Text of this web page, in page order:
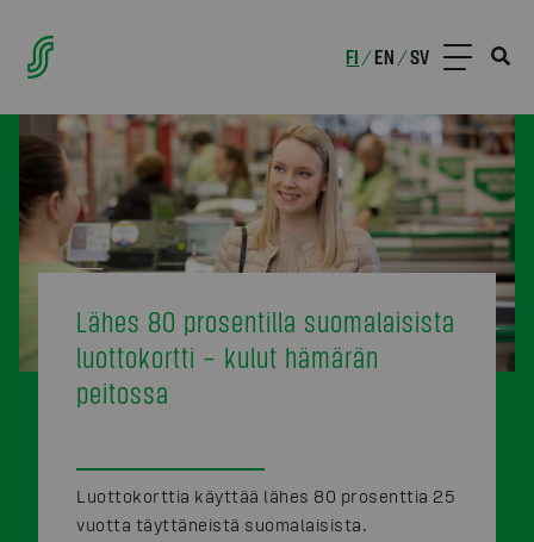
FI /EN /SV
Lähes 80 prosentilla suomalaisista
luottokortti – kulut hämärän
peitossa
Luottokorttia käyttää lähes 80 prosenttia 25
vuotta täyttäneistä suomalaisista.